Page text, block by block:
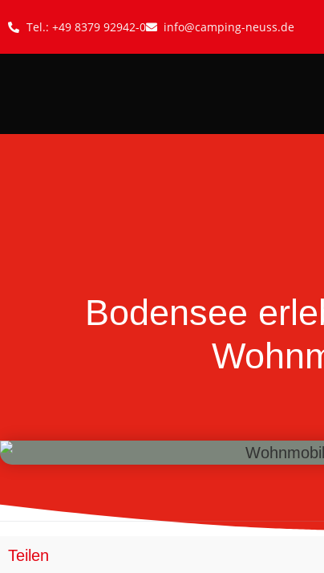
Tel.: +49 8379 92942-0 info@camping-neuss.de
Bodensee
Teilen